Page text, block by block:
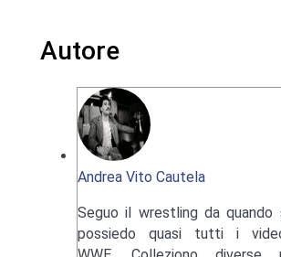
Autore
Andrea Vito Cautela
Seguo il wrestling da quando
possiedo quasi tutti i